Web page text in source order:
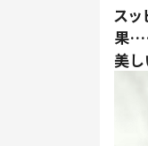
ス
果
美し